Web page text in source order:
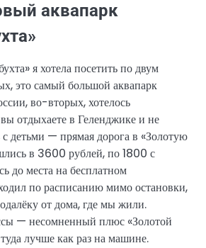
аквапарк
я хотела посетить по двум
это самый большой аквапарк
во-вторых, хотелось
отдыхаете в Геленджике и не
с детьми — прямая дорога в «Золотую
в 3600 рублей, по 1800 с
до места на бесплатном
по расписанию мимо остановки,
от дома, где мы жили.
— несомненный плюс «Золотой
лучше как раз на машине.